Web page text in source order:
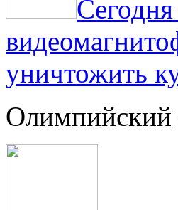
уничтожить
Олимпийский